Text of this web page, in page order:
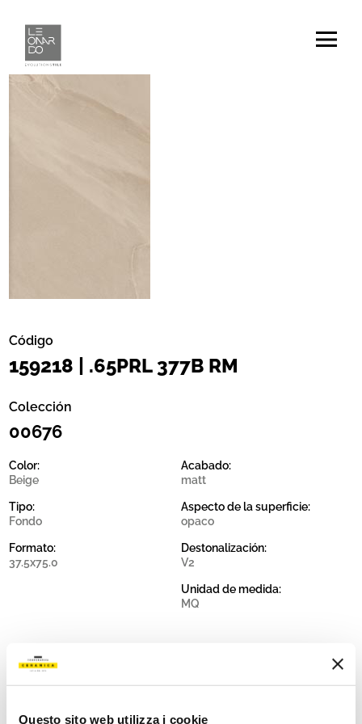
Questo sito web utilizza i cookie
Código
159218 | .65PRL 377B RM
Colección
00676
Color:
Beige
Tipo:
Fondo
Formato:
37.5x75.0
Acabado:
matt
Aspecto de la superficie:
opaco
Destonalización:
V2
Unidad de medida:
MQ